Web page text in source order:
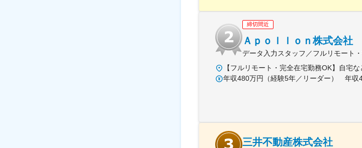
締切間近
Ａｐｏｌｌｏｎ株式会社
データ入力スタッフ／フルリモート
三井不動産株式会社